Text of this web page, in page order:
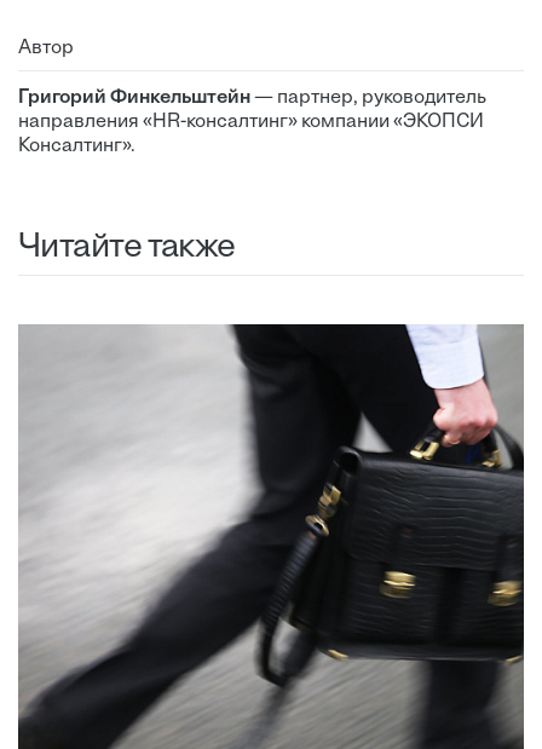
Автор
Григорий Финкельштейн— партнер, руководитель
направления «HR-консалтинг» компании «ЭКОПСИ
Консалтинг».
Читайте также